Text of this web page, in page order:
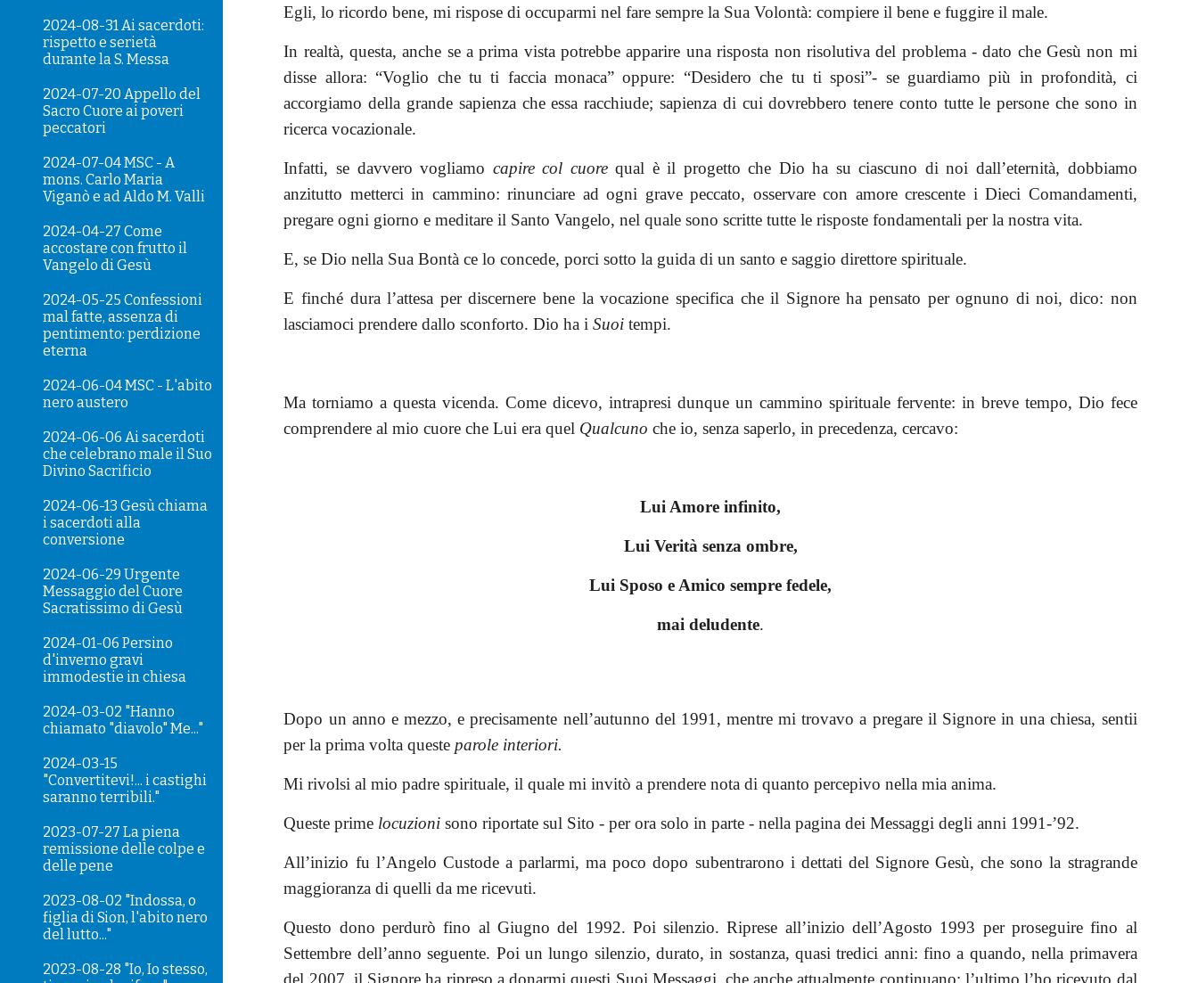
2024-08-31 Ai sacerdoti:
rispetto e serietà
durante la S. Messa
2024-07-20 Appello del
Sacro Cuore ai poveri
peccatori
2024-07-04 MSC - A
mons. Carlo Maria
Viganò e ad Aldo M. Valli
2024-04-27 Come
accostare con frutto il
Vangelo di Gesù
2024-05-25 Confessioni
mal fatte, assenza di
pentimento: perdizione
eterna
2024-06-04 MSC - L'abito
nero austero
2024-06-06 Ai sacerdoti
che celebrano male il Suo
Divino Sacrificio
2024-06-13 Gesù chiama
i sacerdoti alla
conversione
2024-06-29 Urgente
Messaggio del Cuore
Sacratissimo di Gesù
2024-01-06 Persino
d'inverno gravi
immodestie in chiesa
2024-03-02 "Hanno
chiamato "diavolo" Me..."
2024-03-15
"Convertitevi!... i castighi
saranno terribili."
2023-07-27 La piena
remissione delle colpe e
delle pene
2023-08-02 "Indossa, o
figlia di Sion, l'abito nero
del lutto..."
2023-08-28 "Io, Io stesso,
Egli, lo ricordo bene, mi rispose di occuparmi nel fare sempre la Sua Volontà: compiere il bene e fuggire il male.
In realtà, questa, anche se a prima vista potrebbe apparire una risposta non risolutiva del problema - dato che Gesù non mi
disse allora: “Voglio che tu ti faccia monaca” oppure: “Desidero che tu ti sposi”- se guardiamo più in profondità, ci
accorgiamo della grande sapienza che essa racchiude; sapienza di cui dovrebbero tenere conto tutte le persone che sono in
ricerca vocazionale.
Infatti, se davvero vogliamo capire col cuorequal è il progetto che Dio ha su ciascuno di noi dall’eternità, dobbiamo
anzitutto metterci in cammino: rinunciare ad ogni grave peccato, osservare con amore crescente i Dieci Comandamenti,
pregare ogni giorno e meditare il Santo Vangelo, nel quale sono scritte tutte le risposte fondamentali per la nostra vita.
E, se Dio nella Sua Bontà ce lo concede, porci sotto la guida di un santo e saggio direttore spirituale.
E finché dura l’attesa per discernere bene la vocazione specifica che il Signore ha pensato per ognuno di noi, dico: non
lasciamoci prendere dallo sconforto. Dio ha iSuoitempi.
Ma torniamo a questa vicenda. Come dicevo, intrapresi dunque un cammino spirituale fervente: in breve tempo, Dio fece
comprendere al mio cuore che Lui era quel Qualcuno che io, senza saperlo, in precedenza, cercavo:
Lui Amore infinito,
Lui Verità senza ombre,
Lui Sposo e Amico sempre fedele,
mai deludente.
Dopo un anno e mezzo, e precisamente nell’autunno del 1991, mentre mi trovavo a pregare il Signore in una chiesa, sentii
per la prima volta queste parole interiori.
Mi rivolsi al mio padre spirituale, il quale mi invitò a prendere nota di quanto percepivo nella mia anima.
Queste prime locuzioni sono riportate sul Sito - per ora solo in parte - nella pagina dei Messaggi degli anni 1991-’92.
All’inizio fu l’Angelo Custode a parlarmi, ma poco dopo subentrarono i dettati del Signore Gesù, che sono la stragrande
maggioranza di quelli da me ricevuti.
Questo dono perdurò fino al Giugno del 1992. Poi silenzio. Riprese all’inizio dell’Agosto 1993 per proseguire fino al
Settembre dell’anno seguente. Poi un lungo silenzio, durato, in sostanza, quasi tredici anni: fino a quando, nella primavera
del 2007, il Signore ha ripreso a donarmi questi Suoi Messaggi, che anche attualmente continuano; l’ultimo l’ho ricevuto dal